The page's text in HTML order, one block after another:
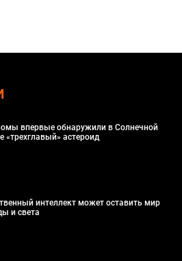
впервые обнаружили в Солнечной
«трехглавый» астероид
интеллект может оставить мир
и света